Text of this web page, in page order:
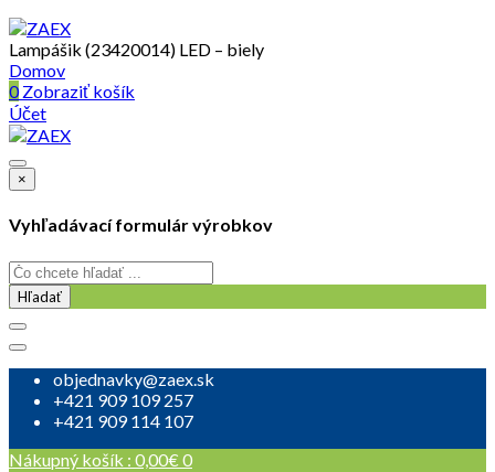
Lampášik (23420014) LED – biely
Domov
0Zobraziť košík
Účet
×
Vyhľadávací formulár výrobkov
Hľadať
objednavky@zaex.sk
+421 909 109 257
+421 909 114 107
Nákupný košík : 0,00€ 0